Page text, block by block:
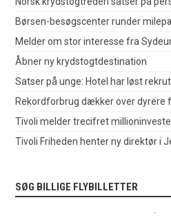
Børsen-besøgscenter runder
Melder om stor interesse fra
Åbner ny krydstogtdestination
Satser på unge: Hotel har løst
Rekordforbrug dækker over dyrere
Tivoli melder trecifret
Tivoli Friheden henter ny direktør i
SØG BILLIGE FLYBILLETTER